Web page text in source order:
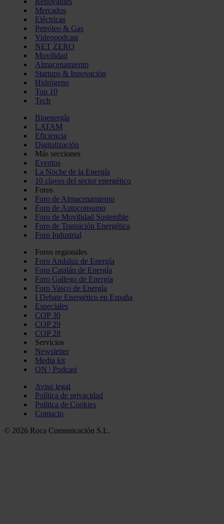
Mercados
Eléctricas
Petróleo & Gas
Videopodcast
NET ZERO
Movilidad
Almacenamiento
Startups & Innovación
Hidrógeno
Top 10
Tech
Bioenergía
LATAM
Eficiencia
Digitalización
Más secciones
Eventos
La Noche de la Energía
10 claves del sector energético
Foros
Foro de Almacenamiento
Foro de Autoconsumo
Foro de Movilidad Sostenible
Foro de Transición Energética
Foro Industrial
Foros regionales
Foro Andaluz de Energía
Foro Catalán de Energía
Foro Gallego de Energía
Foro Vasco de Energía
I Debate Energético en España
Especiales
COP 30
COP 29
COP 28
Servicios
Newsletter
Media kit
ON | Podcast
Aviso legal
Política de privacidad
Política de Cookies
Contacto
© 2026 Roca Comunicación S.L.